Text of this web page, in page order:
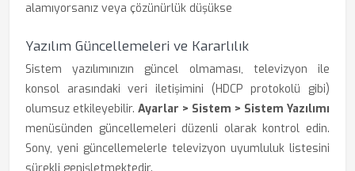
alamıyorsanız veya çözünürlük düşükse
Yazılım Güncellemeleri ve Kararlılık
Sistem yazılımınızın güncel olmaması, televizyon ile
konsol arasındaki veri iletişimini (HDCP protokolü gibi)
olumsuz etkileyebilir. Ayarlar > Sistem > Sistem Yazılımı
menüsünden güncellemeleri düzenli olarak kontrol edin.
Sony, yeni güncellemelerle televizyon uyumluluk listesini